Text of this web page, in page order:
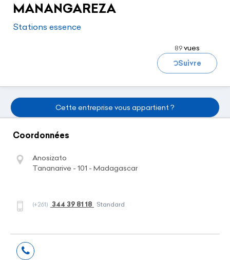
MANANGAREZA
Stations essence
89 vues
Chargement...
Suivre
Cette entreprise vous appartient ?
Coordonnées
Anosizato
Tananarive - 101 - Madagascar
(+261) 344 39 81 18 Standard